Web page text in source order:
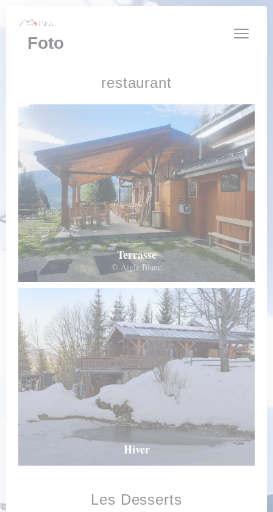
Personalizzazione delle tue scelte sui cookie
Foto
restaurant
Terrasse
© Aigle Blanc
Hiver
Les Desserts